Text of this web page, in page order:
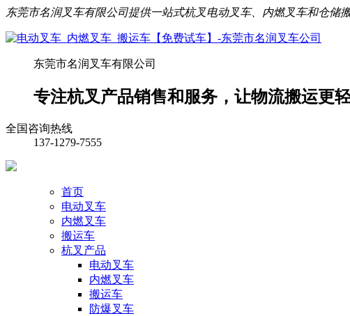
东莞市名润叉车有限公司提供一站式杭叉电动叉车、内燃叉车和仓储
东莞市名润叉车有限公司
专注杭叉产品销售和服务，让物流搬运更
全国咨询热线
137-1279-7555
首页
电动叉车
内燃叉车
搬运车
杭叉产品
电动叉车
内燃叉车
搬运车
防爆叉车